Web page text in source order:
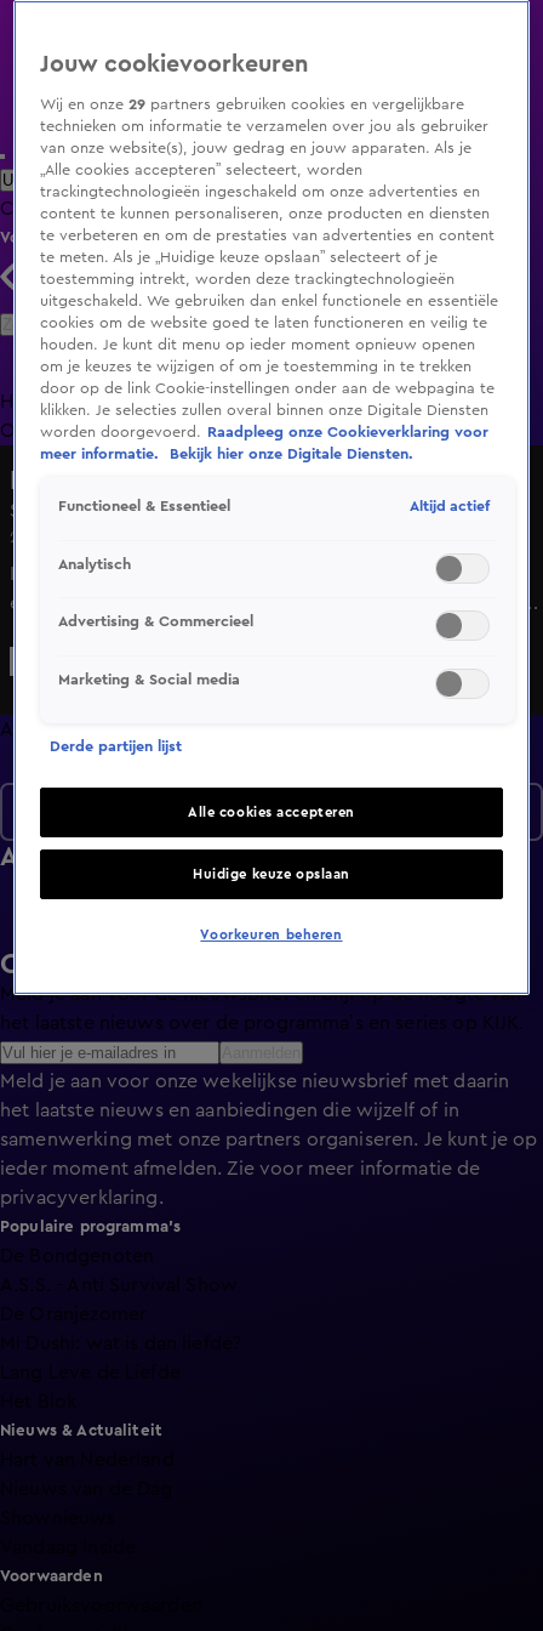
Uitzending Gemist Populaire programma's Zenders Genres
ClipsFilmsRadioSmart TV inlogShop
Volg KIJK
Zoeken
HomeUitzending Gemist Programma's De Bondgenoten
OranjezomerLivestreamsShop
Seizoen 2024, aflevering 1
23 dec 2024, 20:29
In een extra lange uitzending gaan BN'ers de strijd met
elkaar aan in spelletjes die in het teken staan van kerst. Elke
ronde valt degene af die als laatste eindigt, totdat er
Kerstalleskunner!
Afleveringen
Afleveringen
Ontvang de KIJK-nieuwsbrief
Meld je aan voor de nieuwsbrief en blijf op de hoogte van
het laatste nieuws over de programma’s en series op KIJK.
Meld je aan voor onze wekelijkse nieuwsbrief met daarin
het laatste nieuws en aanbiedingen die wijzelf of in
samenwerking met onze partners organiseren. Je kunt je op
ieder moment afmelden. Zie voor meer informatie de
privacyverklaring.
Populaire programma's
De Bondgenoten
A.S.S. - Anti Survival Show
De Oranjezomer
Mi Dushi: wat is dan liefde?
Lang Leve de Liefde
Het Blok
Nieuws & Actualiteit
Voorwaarden
Jouw cookievoorkeuren
Wij en onze29 partners gebruiken cookies en vergelijkbare
technieken om informatie te verzamelen over jou als gebruiker
van onze website(s), jouw gedrag en jouw apparaten. Als je
„Alle cookies accepteren” selecteert, worden
trackingtechnologieën ingeschakeld om onze advertenties en
content te kunnen personaliseren, onze producten en diensten
te verbeteren en om de prestaties van advertenties en content
te meten. Als je „Huidige keuze opslaan” selecteert of je
toestemming intrekt, worden deze trackingtechnologieën
uitgeschakeld. We gebruiken dan enkel functionele en essentiële
cookies om de website goed te laten functioneren en veilig te
houden. Je kunt dit menu op ieder moment opnieuw openen
om je keuzes te wijzigen of om je toestemming in te trekken
door op de link Cookie-instellingen onder aan de webpagina te
klikken. Je selecties zullen overal binnen onze Digitale Diensten
worden doorgevoerd.
Raadpleeg onze Cookieverklaring voor
meer informatie.
Bekijk hier onze Digitale Diensten.
Functioneel & Essentieel Altijd actief
Analytisch
Advertising & Commercieel
Marketing & Social media
Derde partijen lijst
Alle cookies accepteren
Huidige keuze opslaan
Voorkeuren beheren